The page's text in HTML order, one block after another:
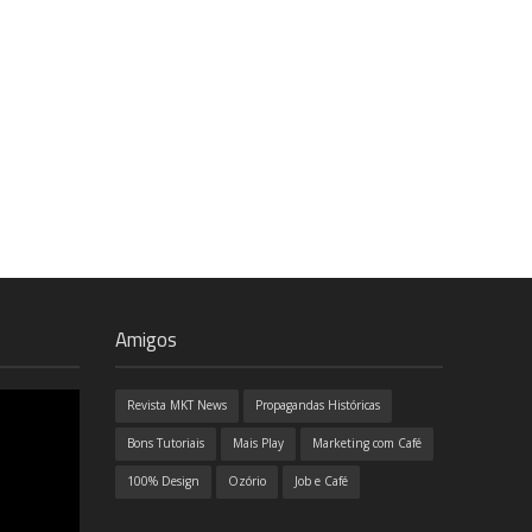
Amigos
Revista MKT News Propagandas Históricas
Bons Tutoriais Mais Play Marketing com Café
100% Design Ozório Job e Café